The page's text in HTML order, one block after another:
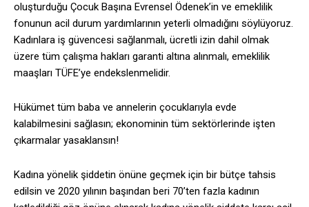
oluşturduğu Çocuk Başına Evrensel Ödenek’in ve emeklilik
fonunun acil durum yardımlarının yeterli olmadığını söylüyoruz.
Kadınlara iş güvencesi sağlanmalı, ücretli izin dahil olmak
üzere tüm çalışma hakları garanti altına alınmalı, emeklilik
maaşları TÜFE’ye endekslenmelidir.
Hükümet tüm baba ve annelerin çocuklarıyla evde
kalabilmesini sağlasın; ekonominin tüm sektörlerinde işten
çıkarmalar yasaklansın!
Kadına yönelik şiddetin önüne geçmek için bir bütçe tahsis
edilsin ve 2020 yılının başından beri 70’ten fazla kadının